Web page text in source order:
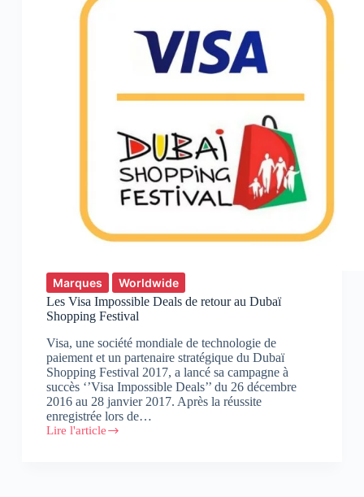
Marques
Worldwide
Les Visa Impossible Deals de retour au Dubaï
Shopping Festival
Visa, une société mondiale de technologie de
paiement et un partenaire stratégique du Dubaï
Shopping Festival 2017, a lancé sa campagne à
succès ‘’Visa Impossible Deals’’ du 26 décembre
2016 au 28 janvier 2017. Après la réussite
enregistrée lors de…
Lire l'article
Les